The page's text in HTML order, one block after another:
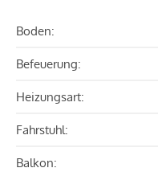
Boden:
Befeuerung:
Heizungsart:
Fahrstuhl:
Balkon: